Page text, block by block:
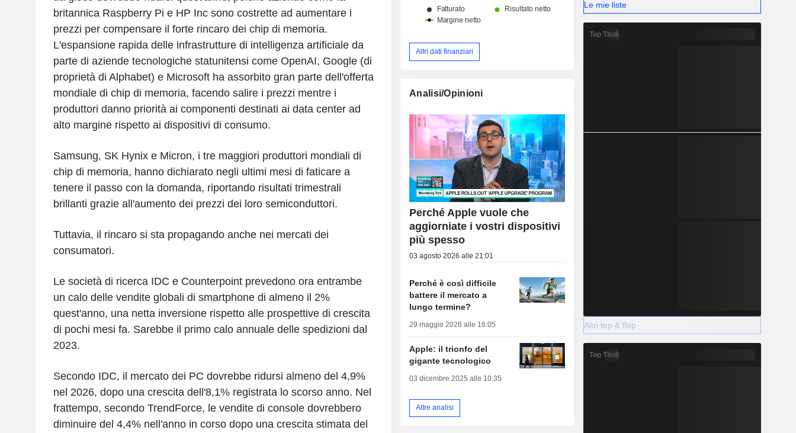
britannica Raspberry Pi e HP Inc sono costrette ad aumentare i
prezzi per compensare il forte rincaro dei chip di memoria.
L'espansione rapida delle infrastrutture di intelligenza artificiale da
parte di aziende tecnologiche statunitensi come OpenAI, Google (di
proprietà di Alphabet) e Microsoft ha assorbito gran parte dell'offerta
mondiale di chip di memoria, facendo salire i prezzi mentre i
produttori danno priorità ai componenti destinati ai data center ad
alto margine rispetto ai dispositivi di consumo.
Samsung, SK Hynix e Micron, i tre maggiori produttori mondiali di
chip di memoria, hanno dichiarato negli ultimi mesi di faticare a
tenere il passo con la domanda, riportando risultati trimestrali
brillanti grazie all'aumento dei prezzi dei loro semiconduttori.
Tuttavia, il rincaro si sta propagando anche nei mercati dei
consumatori.
Le società di ricerca IDC e Counterpoint prevedono ora entrambe
un calo delle vendite globali di smartphone di almeno il 2%
quest'anno, una netta inversione rispetto alle prospettive di crescita
di pochi mesi fa. Sarebbe il primo calo annuale delle spedizioni dal
2023.
Secondo IDC, il mercato dei PC dovrebbe ridursi almeno del 4,9%
nel 2026, dopo una crescita dell'8,1% registrata lo scorso anno. Nel
frattempo, secondo TrendForce, le vendite di console dovrebbero
diminuire del 4,4% nell'anno in corso dopo una crescita stimata del
Altri dati finanziari
Analisi/Opinioni
Perché Apple vuole che
aggiorniate i vostri dispositivi
più spesso
03 agosto 2026 alle 21:01
Perché è così difficile
battere il mercato a
lungo termine?
29 maggio 2026 alle 16:05
Apple: il trionfo del
gigante tecnologico
03 dicembre 2025 alle 10:35
Altre analisi
Le mie liste
Top Titoli
Altri top & flop
Top Titoli